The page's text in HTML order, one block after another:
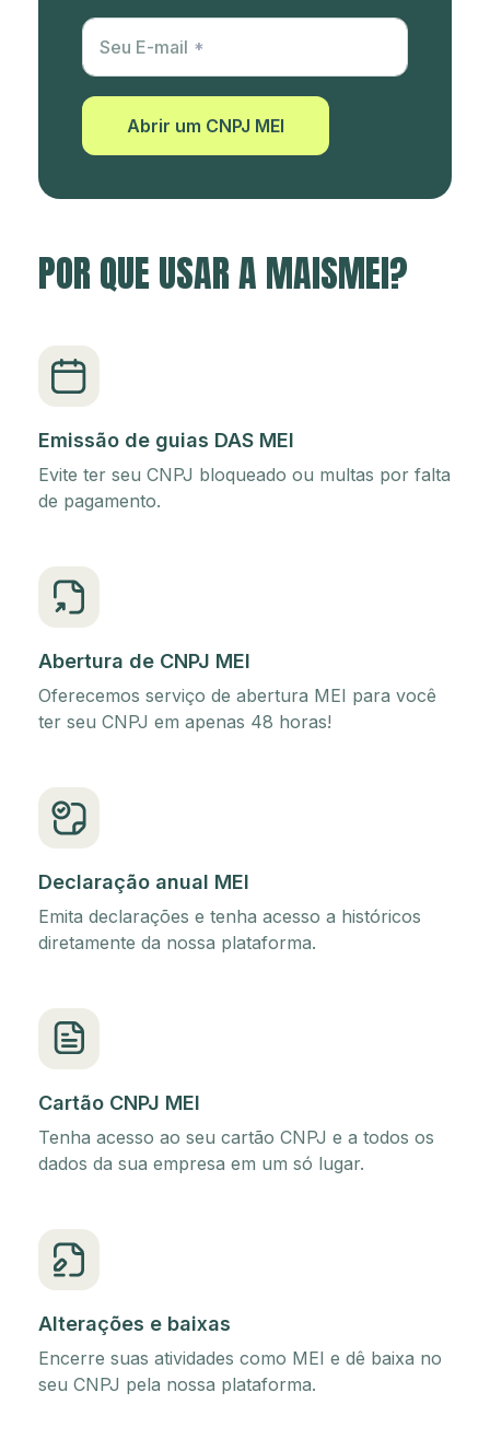
Utm Content
Seu E-mail
Abrir um CNPJ MEI
POR QUE USAR A MAISMEI?
Emissão de guias DAS MEI
Evite ter seu CNPJ bloqueado ou multas por falta
de pagamento.
Abertura de CNPJ MEI
Oferecemos serviço de abertura MEI para você
ter seu CNPJ em apenas 48 horas!
Declaração anual MEI
Emita declarações e tenha acesso a históricos
diretamente da nossa plataforma.
Cartão CNPJ MEI
Tenha acesso ao seu cartão CNPJ e a todos os
dados da sua empresa em um só lugar.
Alterações e baixas
Encerre suas atividades como MEI e dê baixa no
seu CNPJ pela nossa plataforma.